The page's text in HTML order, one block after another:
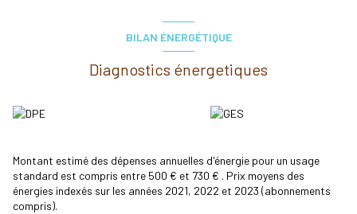
Les informations sur les risques auxquels ce bien est exposé sont
Géorisques
BILAN ÉNERGÉTIQUE
Diagnostics énergetiques
Montant estimé des dépenses annuelles d'énergie pour un usage
standard est compris entre 500 € et 730 € . Prix moyens des
énergies indexés sur les années 2021, 2022 et 2023 (abonnements
compris).